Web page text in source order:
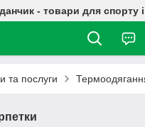
- товари для спорту
та послуги